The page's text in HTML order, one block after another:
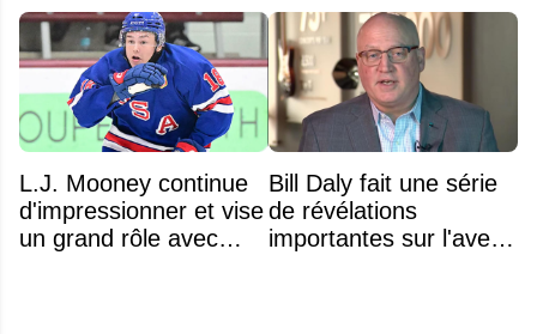
L.J. Mooney continue
d'impressionner et vise
un grand rôle avec
Bill Daly fait une série
de révélations
importantes sur l'avenir